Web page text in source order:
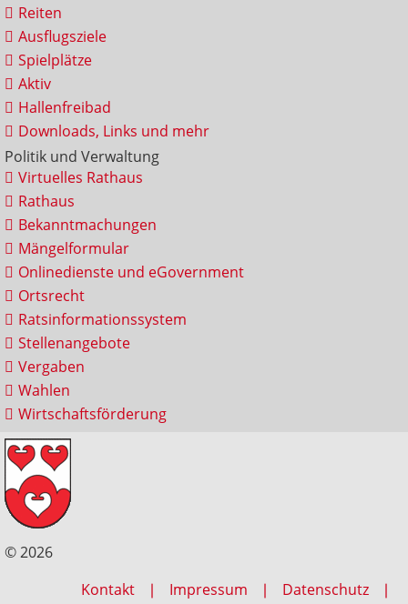
Reiten
Ausflugsziele
Spielplätze
Aktiv
Hallenfreibad
Downloads, Links und mehr
Politik und Verwaltung
Virtuelles Rathaus
Rathaus
Bekanntmachungen
Mängelformular
Onlinedienste und eGovernment
Ortsrecht
Ratsinformationssystem
Stellenangebote
Vergaben
Wahlen
Wirtschaftsförderung
© 2026
Kontakt
Impressum Datenschutz